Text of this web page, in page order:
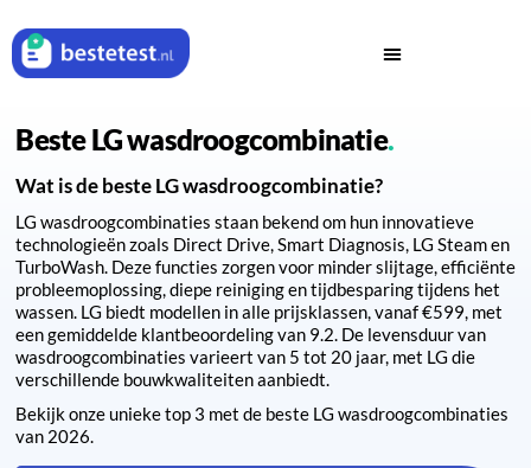
Beste LG wasdroogcombinatie
Wat is de beste LG wasdroogcombinatie?
LG wasdroogcombinaties staan bekend om hun innovatieve
technologieën zoals Direct Drive, Smart Diagnosis, LG Steam en
TurboWash. Deze functies zorgen voor minder slijtage, efficiënte
probleemoplossing, diepe reiniging en tijdbesparing tijdens het
wassen. LG biedt modellen in alle prijsklassen, vanaf €599, met
een gemiddelde klantbeoordeling van 9.2. De levensduur van
wasdroogcombinaties varieert van 5 tot 20 jaar, met LG die
verschillende bouwkwaliteiten aanbiedt.
Bekijk onze unieke top 3 met de beste LG wasdroogcombinaties
van 2026.